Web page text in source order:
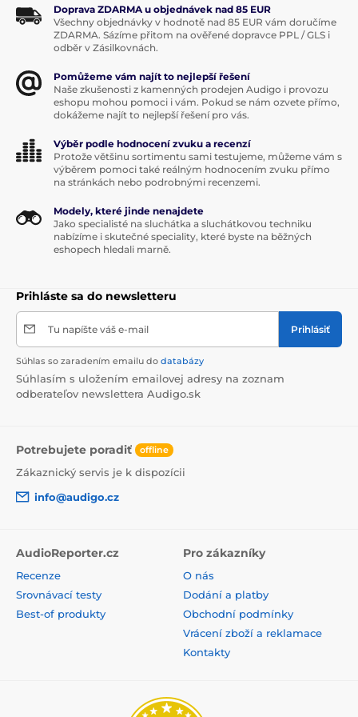
perforované náušníky F, vykrojené Large aj
circumaurálne XXL.Ideálny variant pre Vás si môžete
vybrať tu.
Produkt je zaradený v kategóriách
Doprava ZDARMA u objednávek nad 85 EUR
Všechny objednávky v hodnotě nad 85 EUR vám doručíme
ZDARMA. Sázíme přitom na ověřené dopravce PPL / GLS i
odběr v Zásilkovnách.
Pomůžeme vám najít to nejlepší řešení
Naše zkušenosti z kamenných prodejen Audigo i provozu
eshopu mohou pomoci i vám. Pokud se nám ozvete přímo,
dokážeme najít to nejlepší řešení pro vás.
Výběr podle hodnocení zvuku a recenzí
Protože většinu sortimentu sami testujeme, můžeme vám s
výběrem pomoci také reálným hodnocením zvuku přímo
na stránkách nebo podrobnými recenzemi.
Modely, které jinde nenajdete
Jako specialisté na sluchátka a sluchátkovou techniku
nabízíme i skutečné speciality, které byste na běžných
eshopech hledali marně.
Prihláste sa do newsletteru
Tu napíšte váš e-mail Prihlásiť
Súhlas so zaradením emailu do databázy
Súhlasím s uložením emailovej adresy na zoznam
odberateľov newslettera Audigo.sk
Potrebujete poradiť offline
Zákaznický servis je k dispozícii
info@audigo.cz
AudioReporter.cz
Recenze
Srovnávací testy
Best-of produkty
Pro zákazníky
O nás
Dodání a platby
Obchodní podmínky
Vrácení zboží a reklamace
Kontakty